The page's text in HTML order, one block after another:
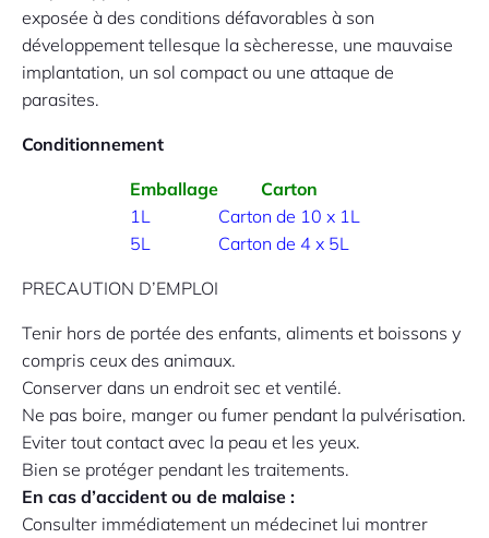
exposée à des conditions défavorables à son
développement tellesque la sècheresse, une mauvaise
implantation, un sol compact ou une attaque de
parasites.
Conditionnement
Emballage
Carton
1L
Carton de 10 x 1L
5L
Carton de 4 x 5L
PRECAUTION D’EMPLOI
Tenir hors de portée des enfants, aliments et boissons y
compris ceux des animaux.
Conserver dans un endroit sec et ventilé.
Ne pas boire, manger ou fumer pendant la pulvérisation.
Eviter tout contact avec la peau et les yeux.
Bien se protéger pendant les traitements.
En cas d’accident ou de malaise :
Consulter immédiatement un médecinet lui montrer